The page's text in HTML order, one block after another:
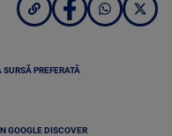
PREFERATĂ
GOOGLE DISCOVER